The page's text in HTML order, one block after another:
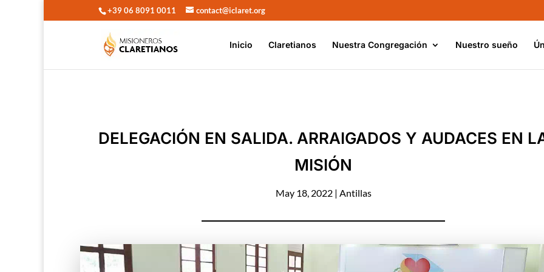
+39 06 8091 0011 contact@iclaret.org
Inicio Claretianos Nuestra Congregación Nuestro sueño
DELEGACIÓN EN SALIDA. ARRAIGADOS Y AUDACES EN
MISIÓN
May 18, 2022| Antillas